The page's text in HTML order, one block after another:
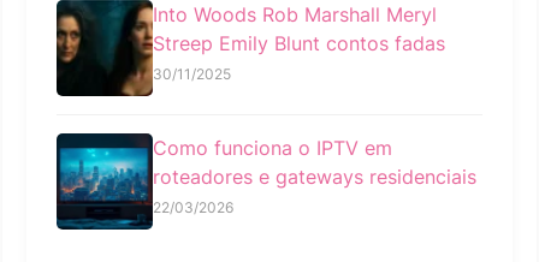
Into Woods Rob Marshall Meryl
Streep Emily Blunt contos fadas
30/11/2025
Como funciona o IPTV em
roteadores e gateways residenciais
22/03/2026